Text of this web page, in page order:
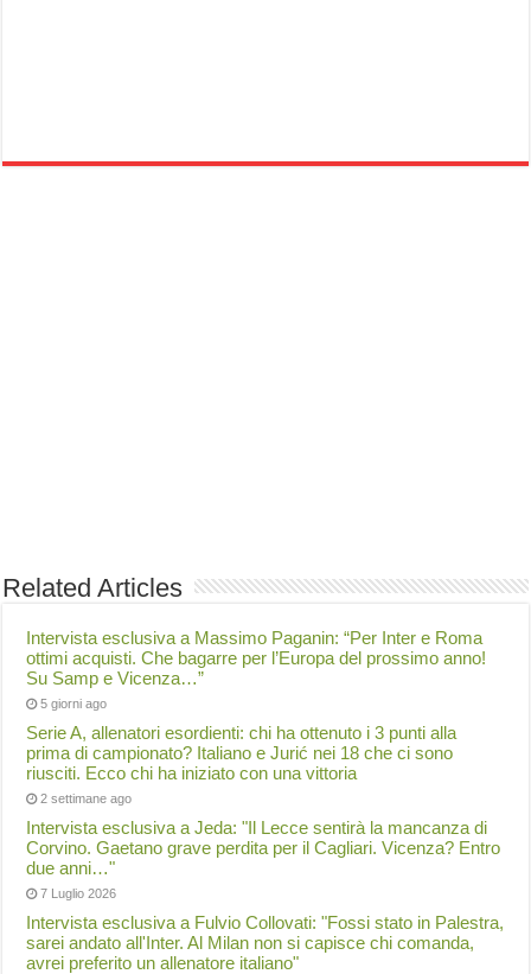
Related Articles
Intervista esclusiva a Massimo Paganin: “Per Inter e Roma
ottimi acquisti. Che bagarre per l’Europa del prossimo anno!
Su Samp e Vicenza…”
5 giorni ago
Serie A, allenatori esordienti: chi ha ottenuto i 3 punti alla
prima di campionato? Italiano e Jurić nei 18 che ci sono
riusciti. Ecco chi ha iniziato con una vittoria
2 settimane ago
Intervista esclusiva a Jeda: "Il Lecce sentirà la mancanza di
Corvino. Gaetano grave perdita per il Cagliari. Vicenza? Entro
due anni…"
7 Luglio 2026
Intervista esclusiva a Fulvio Collovati: "Fossi stato in Palestra,
sarei andato all'Inter. Al Milan non si capisce chi comanda,
avrei preferito un allenatore italiano"